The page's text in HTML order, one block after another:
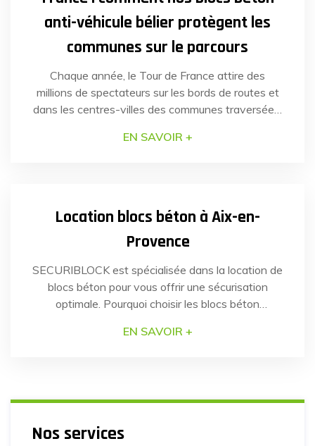
anti-véhicule bélier protègent les
communes sur le parcours
Chaque année, le Tour de France attire des
millions de spectateurs sur les bords de routes et
dans les centres-villes des communes traversées.
de la région Hauts-de-France a nécessité une
EN SAVOIR +
Location blocs béton à Aix-en-
Provence
SECURIBLOCK est spécialisée dans la location de
blocs béton pour vous offrir une sécurisation
optimale. Pourquoi choisir les blocs béton
sont conçus pour une installation simple et rapide.
EN SAVOIR +
Nos services